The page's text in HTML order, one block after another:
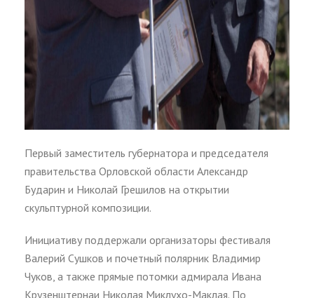
Первый заместитель губернатора и председателя
правительства Орловской области Александр
Бударин и Николай Грешилов на открытии
скульптурной композиции.
Инициативу поддержали организаторы фестиваля
Валерий Сушков и почетный полярник Владимир
Чуков, а также прямые потомки адмирала Ивана
Крузенштернаи Николая Миклухо-Маклая. По